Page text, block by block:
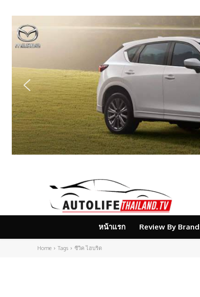
หน้าแรก Review By Brand
Home Tags ซีวิค ไฮบริด